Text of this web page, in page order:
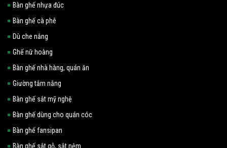
Bàn ghế nhựa đúc
Bàn ghế cà phê
Dù che nắng
Ghế nữ hoàng
Bàn ghế nhà hàng, quán ăn
Giường tắm nắng
Bàn ghế sắt mỹ nghệ
Bàn ghế dùng cho quán cóc
Bàn ghế fansipan
Bàn ghế sắt gỗ, sắt nệm